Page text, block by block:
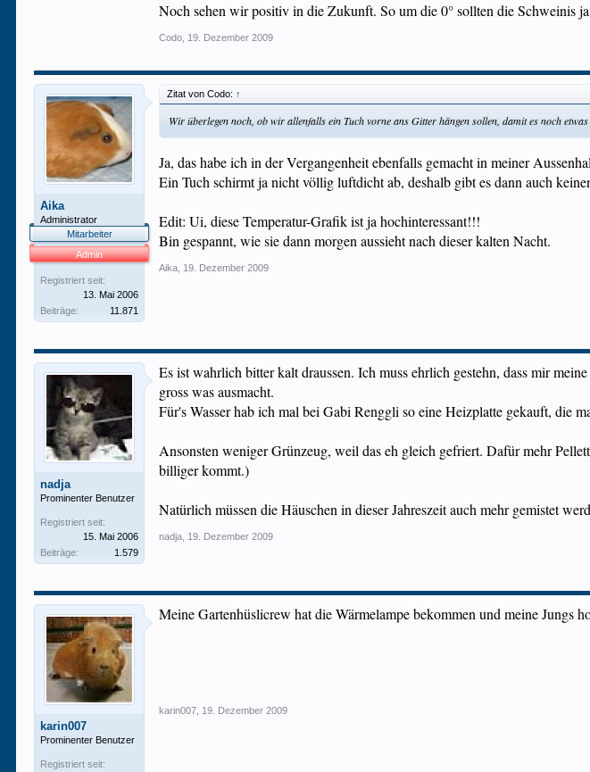
Noch sehen wir positiv in die Zukunft. So um die 0° sollten die Schweinis
Codo 19. Dezember 2009
Aika
Administrator
Mitarbeiter
Admin
Registriert seit:
13. Mai 2006
Beiträge:
11.871
Zitat von Codo: ↑
Wir überlegen noch, ob wir allenfalls ein Tuch vorne ans Gitter hängen sollen, damit es noch
Ja, das habe ich in der Vergangenheit ebenfalls gemacht in meiner
Ein Tuch schirmt ja nicht völlig luftdicht ab, deshalb gibt es dann auch
Edit: Ui, diese Temperatur-Grafik ist ja hochinteressant!!!
Bin gespannt, wie sie dann morgen aussieht nach dieser kalten Nacht.
Aika 19. Dezember 2009
nadja
Prominenter Benutzer
Registriert seit:
15. Mai 2006
Beiträge:
1.579
Es ist wahrlich bitter kalt draussen. Ich muss ehrlich gestehn, dass mir
gross was ausmacht.
Für's Wasser hab ich mal bei Gabi Renggli so eine Heizplatte gekauft, die
Ansonsten weniger Grünzeug, weil das eh gleich gefriert. Dafür mehr
billiger kommt.)
Natürlich müssen die Häuschen in dieser Jahreszeit auch mehr gemistet
nadja 19. Dezember 2009
karin007
Prominenter Benutzer
Registriert seit:
Meine Gartenhüslicrew hat die Wärmelampe bekommen und meine Jungs
karin007 19. Dezember 2009